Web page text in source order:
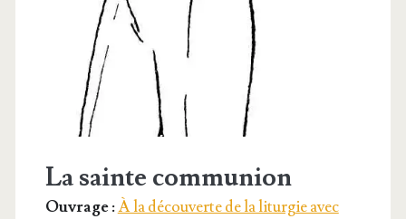
La sainte communion
Ouvrage :À la découverte de la liturgie avec